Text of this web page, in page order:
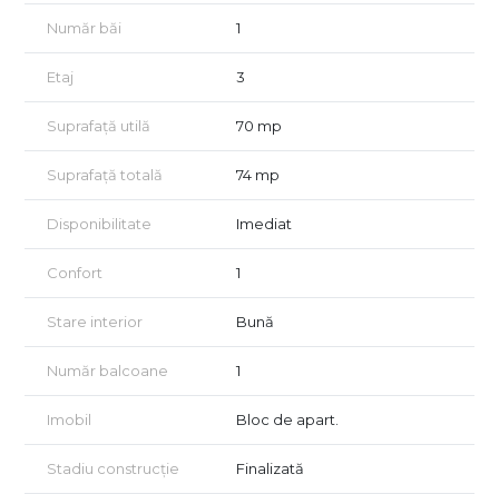
Număr băi 1
Etaj 3
Suprafață utilă 70 mp
Suprafață totală 74 mp
Disponibilitate Imediat
Confort 1
Stare interior Bună
Număr balcoane 1
Imobil Bloc de apart.
Stadiu construcție Finalizată